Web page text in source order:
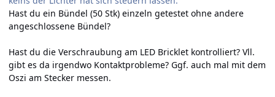
Hast du ein Bündel (50 Stk) einzeln getestet ohne andere
angeschlossene Bündel?
Hast du die Verschraubung am LED Bricklet kontrolliert? Vll.
gibt es da irgendwo Kontaktprobleme? Ggf. auch mal mit dem
Oszi am Stecker messen.